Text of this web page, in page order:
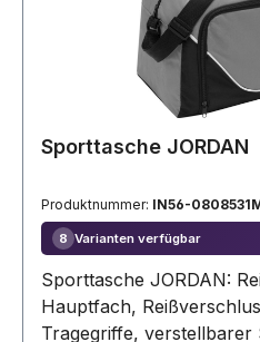
Sporttasche JORDAN
Produktnummer: IN56-
8 Varianten verfügbar
Sporttasche JORDAN:
Hauptfach,
Tragegriffe,